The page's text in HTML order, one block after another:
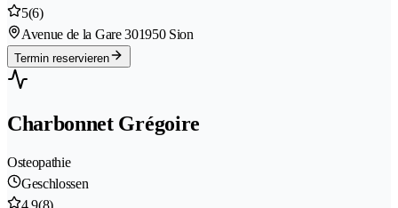
5(6)
Avenue de la Gare 301950 Sion
Termin reservieren
Charbonnet Grégoire
Osteopathie
Geschlossen